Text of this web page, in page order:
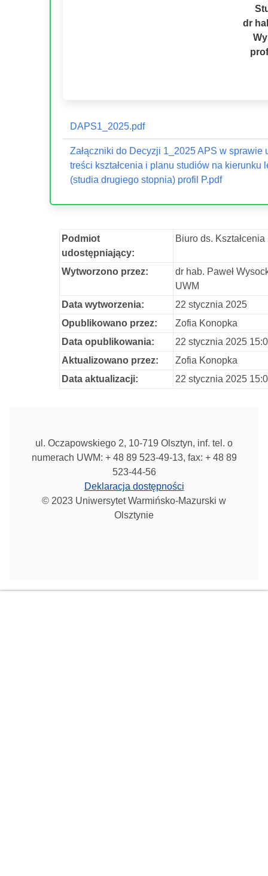
dr
DAPS1_2025.pdf
Załączniki do Decyzji 1_2025 APS w sprawie
treści kształcenia i planu studiów na kierunku
(studia drugiego stopnia) profil P.pdf
Podmiot
udostępniający:
Biuro ds. Kształcenia
Wytworzono przez:
dr hab. Paweł
UWM
Data wytworzenia:
22 stycznia 2025
Opublikowano przez:
Zofia Konopka
Data opublikowania:
22 stycznia 2025
Aktualizowano przez:
Zofia Konopka
Data aktualizacji:
22 stycznia 2025
ul. Oczapowskiego 2, 10-719 Olsztyn, inf. tel. o
numerach UWM: + 48 89 523-49-13, fax: + 48 89
523-44-56
Deklaracja dostępności
© 2023 Uniwersytet Warmińsko-Mazurski w
Olsztynie